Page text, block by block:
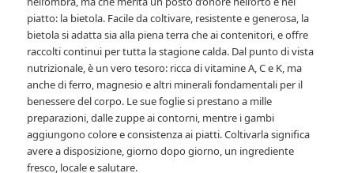
piatto: la bietola. Facile da coltivare, resistente e generosa, la
bietola si adatta sia alla piena terra che ai contenitori, e offre
raccolti continui per tutta la stagione calda. Dal punto di vista
nutrizionale, è un vero tesoro: ricca di vitamine A, C e K, ma
anche di ferro, magnesio e altri minerali fondamentali per il
benessere del corpo. Le sue foglie si prestano a mille
preparazioni, dalle zuppe ai contorni, mentre i gambi
aggiungono colore e consistenza ai piatti. Coltivarla significa
avere a disposizione, giorno dopo giorno, un ingrediente
fresco, locale e salutare.